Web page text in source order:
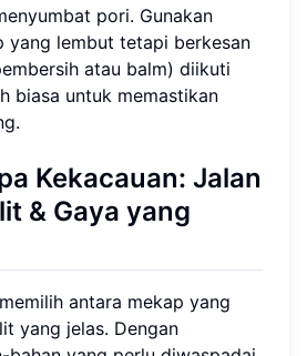
pori. Gunakan
yang lembut tetapi berkesan
atau balm) diikuti
biasa untuk memastikan
Kekacauan: Jalan
& Gaya yang
antara mekap yang
yang jelas. Dengan